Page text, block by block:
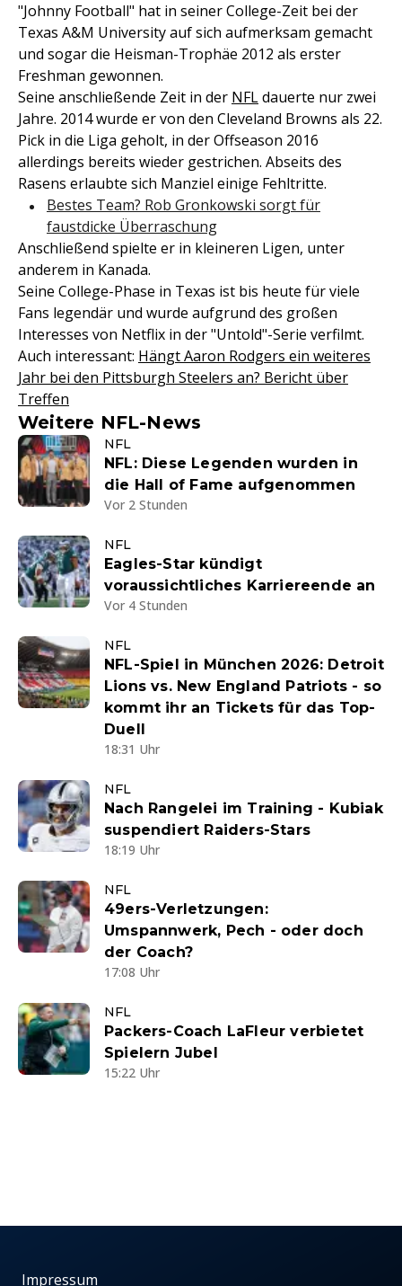
"Johnny Football" hat in seiner College-Zeit bei der
Texas A&M University auf sich aufmerksam gemacht
und sogar die Heisman-Trophäe 2012 als erster
Freshman gewonnen.
Seine anschließende Zeit in der NFLdauerte nur zwei
Jahre. 2014 wurde er von den Cleveland Browns als 22.
Pick in die Liga geholt, in der Offseason 2016
allerdings bereits wieder gestrichen. Abseits des
Rasens erlaubte sich Manziel einige Fehltritte.
Bestes Team? Rob Gronkowski sorgt für
faustdicke Überraschung
Anschließend spielte er in kleineren Ligen, unter
anderem in Kanada.
Seine College-Phase in Texas ist bis heute für viele
Fans legendär und wurde aufgrund des großen
Interesses von Netflix in der "Untold"-Serie verfilmt.
Auch interessant: Hängt Aaron Rodgers ein weiteres
Jahr bei den Pittsburgh Steelers an? Bericht über
Treffen
Weitere NFL-News
NFL
NFL: Diese Legenden wurden in
die Hall of Fame aufgenommen
Vor 2 Stunden
NFL
Eagles-Star kündigt
voraussichtliches Karriereende an
Vor 4 Stunden
NFL
NFL-Spiel in München 2026: Detroit
Lions vs. New England Patriots - so
kommt ihr an Tickets für das Top-
Duell
18:31 Uhr
NFL
Nach Rangelei im Training - Kubiak
suspendiert Raiders-Stars
18:19 Uhr
NFL
49ers-Verletzungen:
Umspannwerk, Pech - oder doch
der Coach?
17:08 Uhr
NFL
Packers-Coach LaFleur verbietet
Spielern Jubel
15:22 Uhr
Impressum